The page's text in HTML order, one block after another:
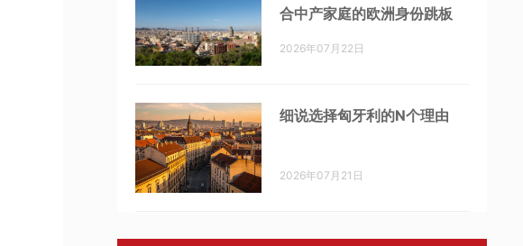
合中产家庭的欧洲身份跳板
2026年07月22日
细说选择匈牙利的N个理由
2026年07月21日